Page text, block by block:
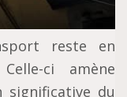
reste en
ci amène
significative du